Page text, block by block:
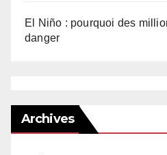
El Niño : pourquoi des
danger
Archives